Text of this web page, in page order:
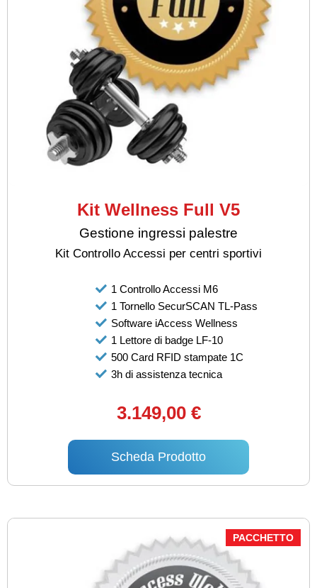
Kit Wellness Full V5
Gestione ingressi palestre
Kit Controllo Accessi per centri sportivi
1 Controllo Accessi M6
1 Tornello SecurSCAN TL-Pass
Software iAccess Wellness
1 Lettore di badge LF-10
500 Card RFID stampate 1C
3h di assistenza tecnica
3.149,00 €
Scheda Prodotto
PACCHETTO